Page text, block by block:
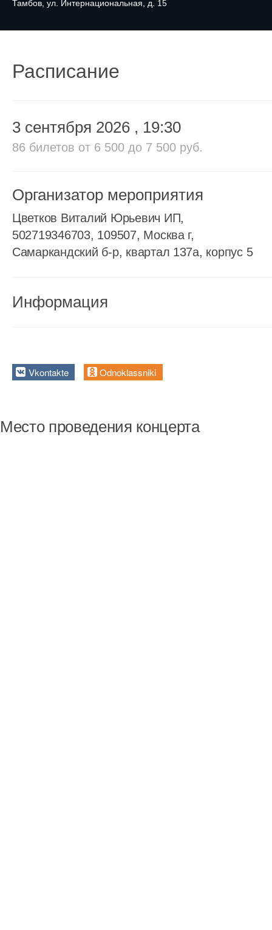
Тамбов, ул. Интернациональная, д. 15
Расписание
3 сентября 2026 , 19:30
86 билетов от 6 500 до 7 500 руб.
Организатор мероприятия
Цветков Виталий Юрьевич ИП,
502719346703, 109507, Москва г,
Самаркандский б-р, квартал 137а, корпус 5
Информация
Vkontakte Odnoklassniki
Место проведения концерта